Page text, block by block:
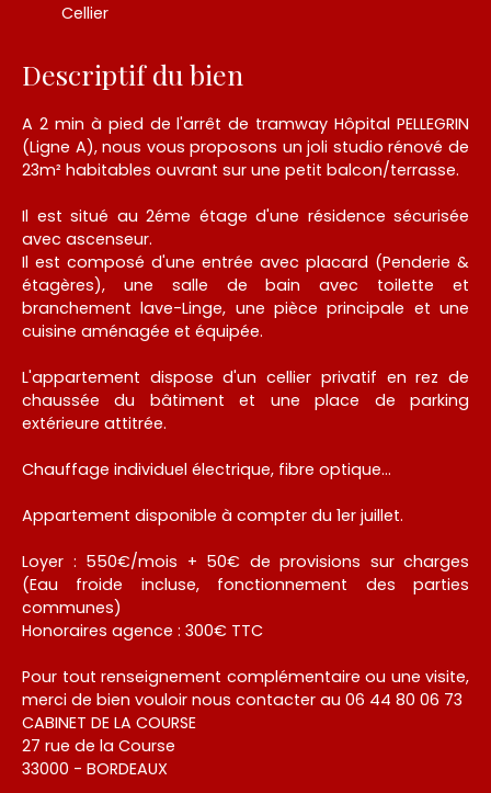
Cellier
Descriptif du bien
A 2 min à pied de l'arrêt de tramway Hôpital PELLEGRIN
(Ligne A), nous vous proposons un joli studio rénové de
23m² habitables ouvrant sur une petit balcon/terrasse.
Il est situé au 2éme étage d'une résidence sécurisée
avec ascenseur.
Il est composé d'une entrée avec placard (Penderie &
étagères), une salle de bain avec toilette et
branchement lave-Linge, une pièce principale et une
cuisine aménagée et équipée.
L'appartement dispose d'un cellier privatif en rez de
chaussée du bâtiment et une place de parking
extérieure attitrée.
Chauffage individuel électrique, fibre optique...
Appartement disponible à compter du 1er juillet.
Loyer : 550€/mois + 50€ de provisions sur charges
(Eau froide incluse, fonctionnement des parties
communes)
Honoraires agence : 300€ TTC
Pour tout renseignement complémentaire ou une visite,
merci de bien vouloir nous contacter au 06 44 80 06 73
CABINET DE LA COURSE
27 rue de la Course
33000 - BORDEAUX